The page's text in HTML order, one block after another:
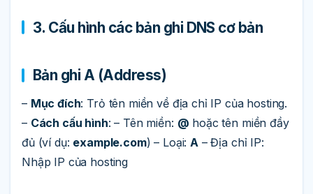
3. Cấu hình các bản ghi DNS cơ bản
Bản ghi A (Address)
– Mục đích: Trỏ tên miền về địa chỉ IP của hosting.
– Cách cấu hình: – Tên miền: @ hoặc tên miền đầy
đủ (ví dụ: example.com) – Loại: A – Địa chỉ IP:
Nhập IP của hosting